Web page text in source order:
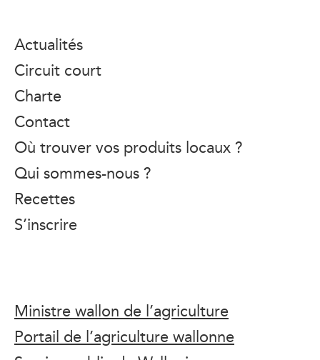
Actualités
Circuit court
Charte
Contact
Où trouver vos produits locaux ?
Qui sommes-nous ?
Recettes
S’inscrire
Ministre wallon de l’agriculture
Portail de l’agriculture wallonne